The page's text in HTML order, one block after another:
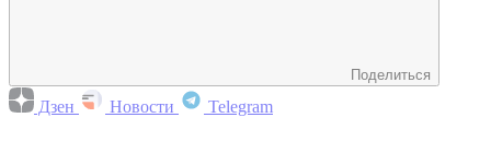
Поделиться
Дзен Новости Telegram